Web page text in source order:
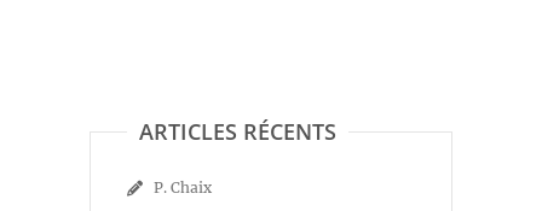
ARTICLES RÉCENTS
P. Chaix